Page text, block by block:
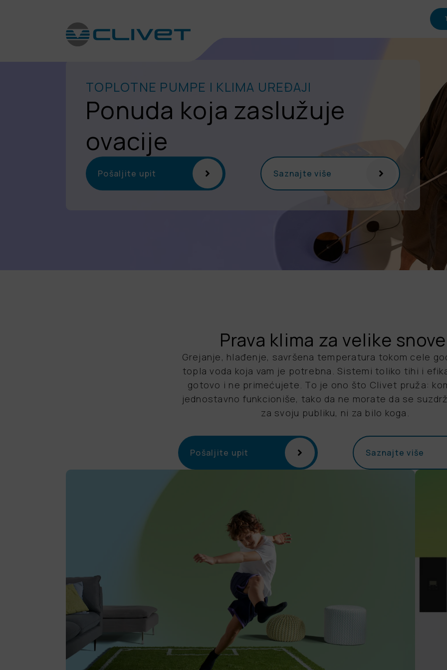
TOPLOTNE PUMPE I KLIMA UREĐAJI
Ponuda koja zaslužuje
ovacije
Pošaljite upit Saznajte više
Prava klima za velike
Grejanje, hlađenje, savršena temperatura tokom cele
topla voda koja vam je potrebna. Sistemi toliko tihi i
gotovo i ne primećujete. To je ono što Clivet pruža:
jednostavno funkcioniše, tako da ne morate da se
za svoju publiku, ni za bilo koga.
Pošaljite upit Saznajte više